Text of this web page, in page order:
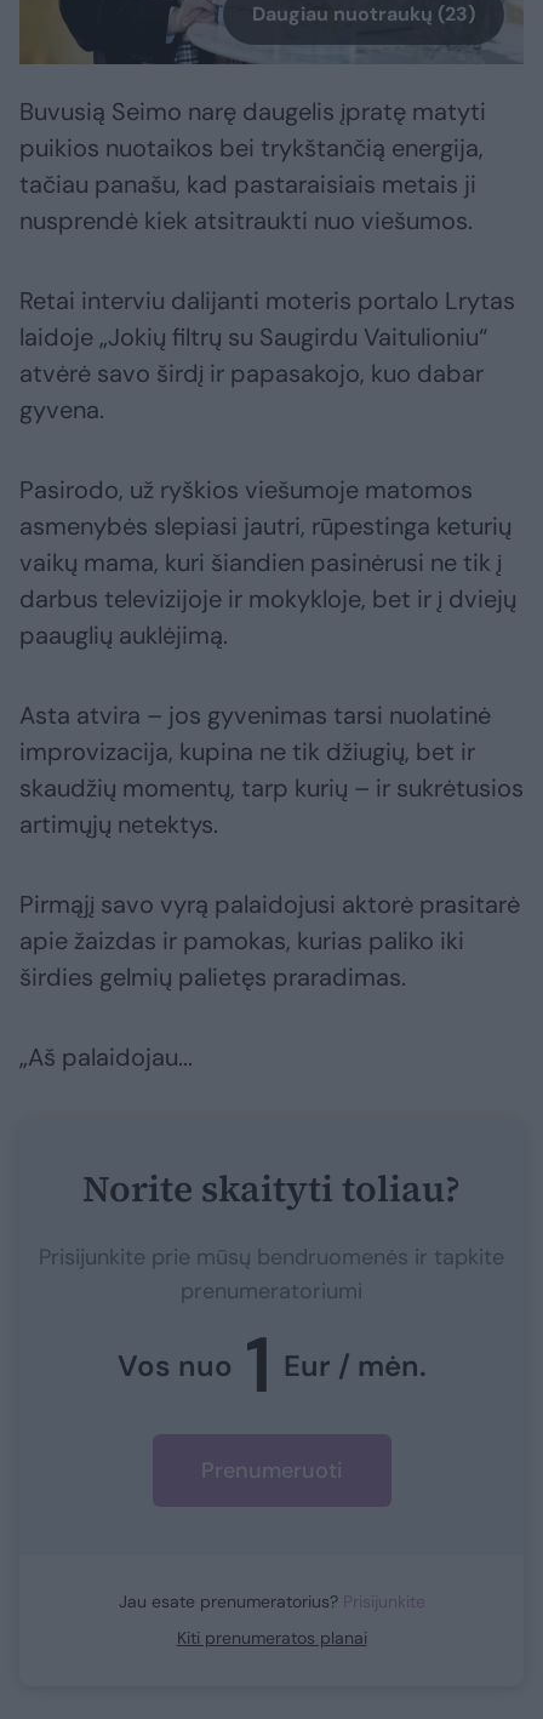
Daugiau nuotraukų (23)
Buvusią Seimo narę daugelis įpratę matyti
puikios nuotaikos bei trykštančią energija,
tačiau panašu, kad pastaraisiais metais ji
nusprendė kiek atsitraukti nuo viešumos.
Retai interviu dalijanti moteris portalo Lrytas
laidoje „Jokių filtrų su Saugirdu Vaitulioniu“
atvėrė savo širdį ir papasakojo, kuo dabar
gyvena.
Pasirodo, už ryškios viešumoje matomos
asmenybės slepiasi jautri, rūpestinga keturių
vaikų mama, kuri šiandien pasinėrusi ne tik į
darbus televizijoje ir mokykloje, bet ir į dviejų
paauglių auklėjimą.
Asta atvira – jos gyvenimas tarsi nuolatinė
improvizacija, kupina ne tik džiugių, bet ir
skaudžių momentų, tarp kurių – ir sukrėtusios
artimųjų netektys.
Pirmąjį savo vyrą palaidojusi aktorė prasitarė
apie žaizdas ir pamokas, kurias paliko iki
širdies gelmių palietęs praradimas.
„Aš palaidojau...
Norite skaityti toliau?
Prisijunkite prie mūsų bendruomenės ir tapkite
prenumeratoriumi
Vos nuo 1 Eur / mėn.
Prenumeruoti
Jau esate prenumeratorius? Prisijunkite
Kiti prenumeratos planai